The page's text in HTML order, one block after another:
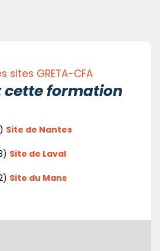
sites GRETA-CFA
formation
Site de Nantes
Site de Laval
Site du Mans